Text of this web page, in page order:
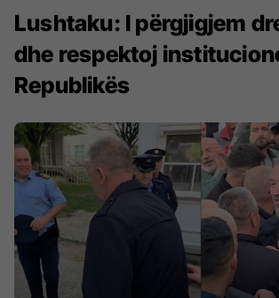
Lushtaku: I përgjigjem
dhe respektoj
Republikës